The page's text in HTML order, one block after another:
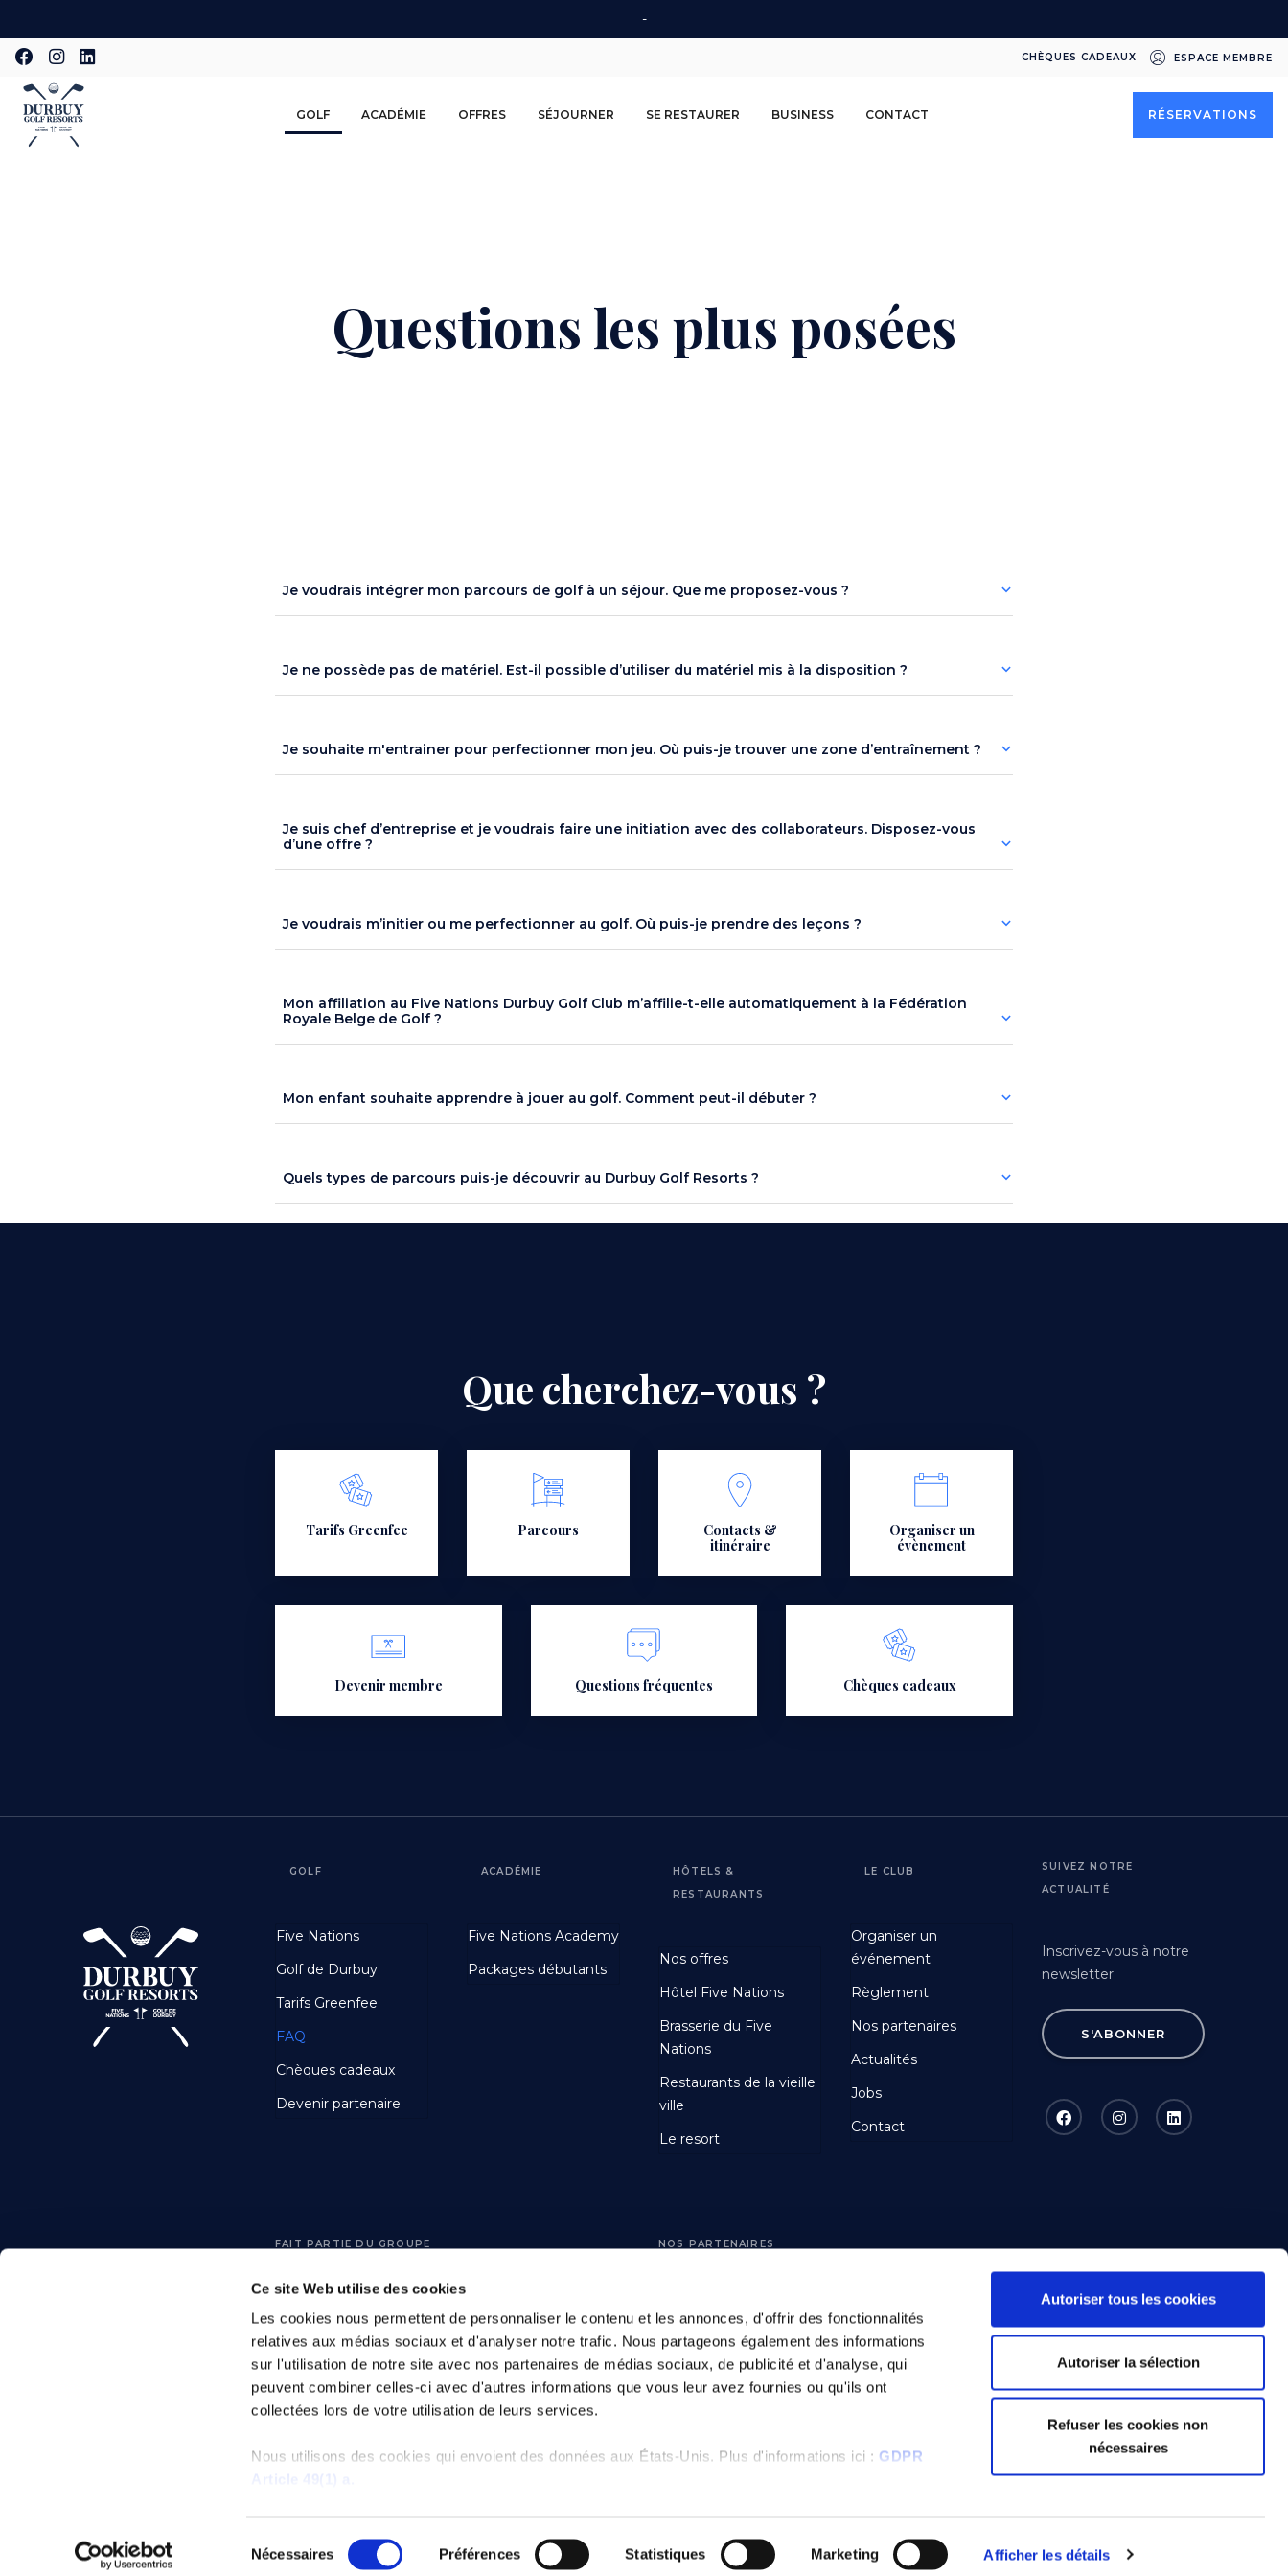
Ce site Web utilise des cookies
Les cookies nous permettent de personnaliser le contenu et les annonces, d'offrir des fonctionnalités
relatives aux médias sociaux et d'analyser notre trafic. Nous partageons également des informations
sur l'utilisation de notre site avec nos partenaires de médias sociaux, de publicité et d'analyse, qui
peuvent combiner celles-ci avec d'autres informations que vous leur avez fournies ou qu'ils ont
collectées lors de votre utilisation de leurs services.
Nous utilisons des cookies qui envoient des données aux États-Unis. Plus d'informations ici : GDPR
Article 49(1) a.
du
Nécessaires Préférences Statistiques Marketing Afficher les détails
Autoriser tous les cookies
Autoriser la sélection
Refuser les cookies non
nécessaires
au
contenu
principal
-
Second
CHÈQUES CADEAUX ESPACE MEMBRE
GOLF ACADÉMIE OFFRES SÉJOURNER SE RESTAURER BUSINESS CONTACT RÉSERVATIONS
Questions les plus posées
Je voudrais intégrer mon parcours de golf à un séjour. Que me proposez-vous ?
Je ne possède pas de matériel. Est-il possible d’utiliser du matériel mis à la disposition ?
Je souhaite m'entrainer pour perfectionner mon jeu. Où puis-je trouver une zone d’entraînement ?
Je suis chef d’entreprise et je voudrais faire une initiation avec des collaborateurs. Disposez-vous
d’une offre ?
Je voudrais m’initier ou me perfectionner au golf. Où puis-je prendre des leçons ?
Mon affiliation au Five Nations Durbuy Golf Club m’affilie-t-elle automatiquement à la Fédération
Royale Belge de Golf ?
Mon enfant souhaite apprendre à jouer au golf. Comment peut-il débuter ?
Quels types de parcours puis-je découvrir au Durbuy Golf Resorts ?
Que cherchez-vous ?
Tarifs Greenfee Parcours
Contacts &
itinéraire
Organiser un
évènement
Devenir membre Questions fréquentes Chèques cadeaux
Footer
First
GOLF
Five Nations
Golf de Durbuy
Tarifs Greenfee
FAQ
Chèques cadeaux
Devenir partenaire
Footer
Second
ACADÉMIE
Five Nations Academy
Packages débutants
Third
HÔTELS &
RESTAURANTS
Nos offres
Hôtel Five Nations
Brasserie du Five
Nations
Restaurants de la vieille
ville
Le resort
Footer
Fourth
LE CLUB
Organiser un
événement
Règlement
Nos partenaires
Actualités
Jobs
Contact
SUIVEZ NOTRE
ACTUALITÉ
Inscrivez-vous à notre
newsletter
S'ABONNER
FAIT PARTIE DU GROUPE
Adventures partage nos objectifs
et nos valeurs et nous aide à
vous offrir le meilleur du golf.
NOS PARTENAIRES
© Tous droits réservés - Golf De Durbuy SRL - BE0832.702.735 Mentions légales Cookies